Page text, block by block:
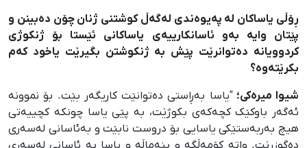
ڕۆڵی یاساکان لە پەیوەندی لەگەڵ کوشتنی ژنان چۆن دەبینن و
پێتان وایە بەو ئاسانکارییەی یاساکانی ئێستا بۆ ژنکوژی
کردوویانە دەتوانرێت پێش بە ژنکوشتن بگیرێت یاخود کەم
بکرێتەوە؟
شیوا میرەکی؛ "یاسا بەڕاستی دەتوانێت کاریگەر بێت. بۆ نموونە
ئەگەر باوکێک کچەکەی بکوژێت، بە پێی یاسا چونکە کچییەتی
هیچ بەربەستێکی یاسایی بۆ دروست نابێت و بەئاسانی لەسەری
دەگوزرێت. واتە کۆمەڵگە و بنەماڵە و یاسا بە ئاسانی لەسەری